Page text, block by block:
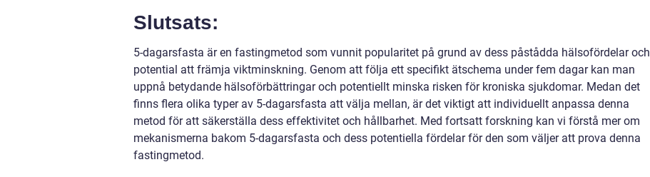
Slutsats:
5-dagarsfasta är en fastingmetod som vunnit popularitet på grund av dess påstådda hälsofördelar och
potential att främja viktminskning. Genom att följa ett specifikt ätschema under fem dagar kan man
uppnå betydande hälsoförbättringar och potentiellt minska risken för kroniska sjukdomar. Medan det
finns flera olika typer av 5-dagarsfasta att välja mellan, är det viktigt att individuellt anpassa denna
metod för att säkerställa dess effektivitet och hållbarhet. Med fortsatt forskning kan vi förstå mer om
mekanismerna bakom 5-dagarsfasta och dess potentiella fördelar för den som väljer att prova denna
fastingmetod.